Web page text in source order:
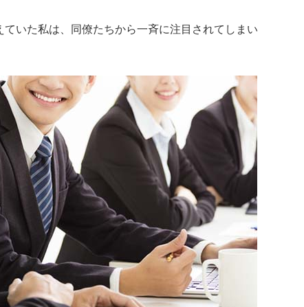
いた私は、同僚たちから一斉に注目されてしまい